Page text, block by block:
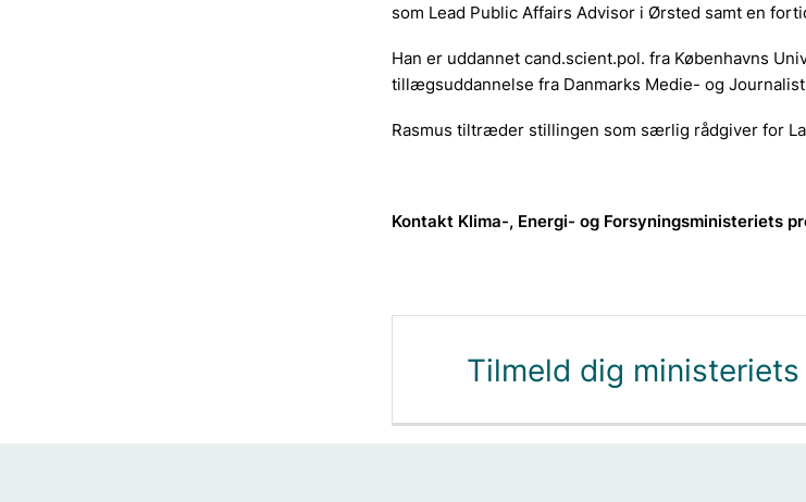
som Lead Public Affairs Advisor i Ørsted samt en
Han er uddannet cand.scient.pol. fra Københavns
tillægsuddannelse fra Danmarks Medie- og
Rasmus tiltræder stillingen som særlig rådgiver for
Kontakt Klima-, Energi- og Forsyningsministeriets
Tilmeld dig